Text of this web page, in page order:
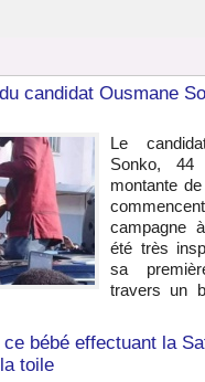
candidat Ousmane
Le
Sonko, 44
montante
campagne
été très
sa
travers un
ce bébé effectuant la
toile